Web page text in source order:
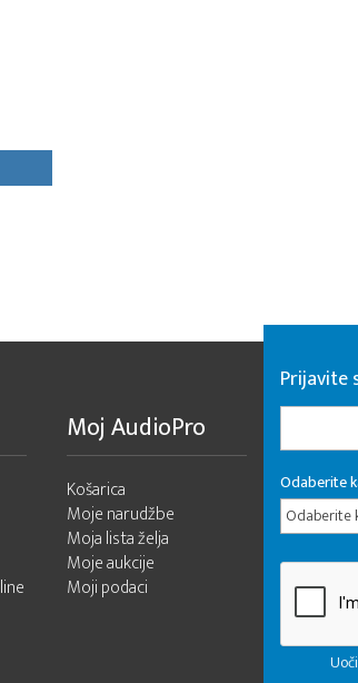
Moj AudioPro
Košarica
Moje narudžbe
Moja lista želja
Moje aukcije
Moji podaci
Prijavite
Odaberite
Odaberite